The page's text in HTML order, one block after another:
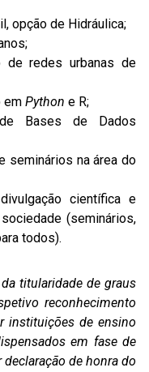
opção de Hidráulica;
de redes urbanas de
em Python e R;
Bases de Dados
seminários na área do
científica e
(seminários,
todos).
titularidade de graus
reconhecimento
instituições de ensino
em fase de
de honra do